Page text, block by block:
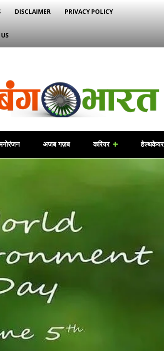
DISCLAIMER PRIVACY POLICY
अजब गज़ब करियर हेल्थकेयर